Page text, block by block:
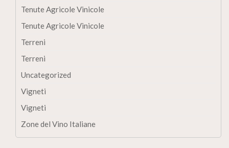
Tenute Agricole Vinicole
Tenute Agricole Vinicole
Terreni
Terreni
Uncategorized
Vigneti
Vigneti
Zone del Vino Italiane